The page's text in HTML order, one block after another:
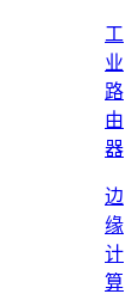
工
业
路
由
器
边
缘
计
算